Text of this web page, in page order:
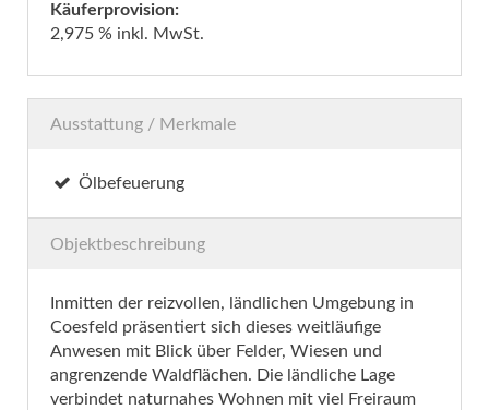
Käuferprovision:
2,975 % inkl. MwSt.
Ausstattung / Merkmale
Ölbefeuerung
Objektbeschreibung
Inmitten der reizvollen, ländlichen Umgebung in
Coesfeld präsentiert sich dieses weitläufige
Anwesen mit Blick über Felder, Wiesen und
angrenzende Waldflächen. Die ländliche Lage
verbindet naturnahes Wohnen mit viel Freiraum